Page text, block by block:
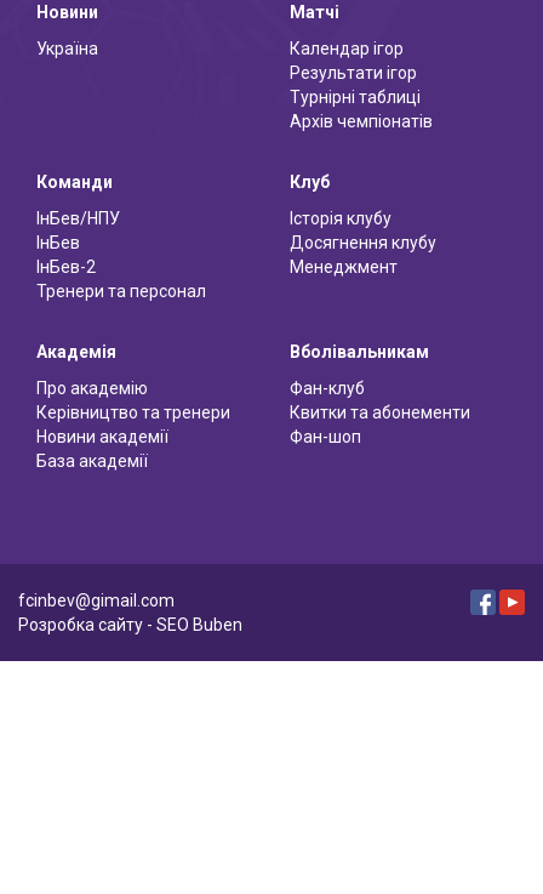
Новини
Україна
Матчі
Календар ігор
Результати ігор
Турнірні таблиці
Архів чемпіонатів
Команди
ІнБев/НПУ
ІнБев
ІнБев-2
Тренери та персонал
Клуб
Історія клубу
Досягнення клубу
Менеджмент
Академія
Про академію
Керівництво та тренери
Новини академії
База академії
Вболівальникам
Фан-клуб
Квитки та абонементи
Фан-шоп
fcinbev@gimail.com
Розробка сайту - SEO Buben